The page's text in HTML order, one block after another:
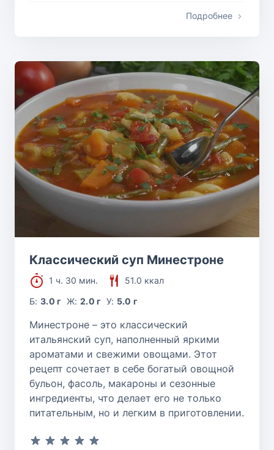
Подробнее
Классический суп Минестроне
1 ч. 30 мин.
51.0 ккал
Б:3.0 г Ж: 2.0 г У: 5.0 г
Минестроне – это классический
итальянский суп, наполненный яркими
ароматами и свежими овощами. Этот
рецепт сочетает в себе богатый овощной
бульон, фасоль, макароны и сезонные
ингредиенты, что делает его не только
питательным, но и легким в приготовлении.